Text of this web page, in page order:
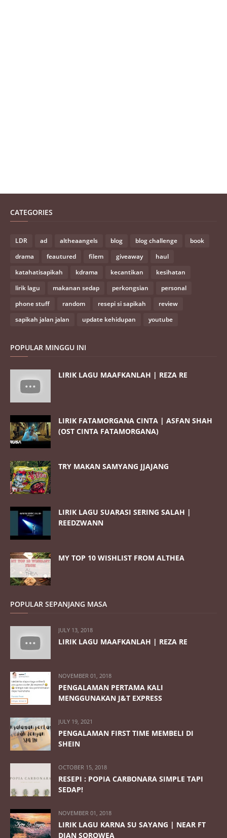
CATEGORIES
LDR ad altheaangels blog blog challenge
book
drama
feautured filem giveaway
haul
katahatisapikah
kdrama kecantikan
kesihatan
lirik lagu
makanan sedap perkongsian
personal
phone stuff
random resepi si sapikah
review
sapikah jalan jalan
update kehidupan youtube
POPULAR MINGGU INI
LIRIK LAGU MAAFKANLAH | REZA RE
LIRIK FATAMORGANA CINTA | ASFAN SHAH
(OST CINTA FATAMORGANA)
TRY MAKAN SAMYANG JJAJANG
LIRIK LAGU SUARASI SERING SALAH |
REEDZWANN
MY TOP 10 WISHLIST FROM ALTHEA
POPULAR SEPANJANG MASA
JULY 13, 2018
LIRIK LAGU MAAFKANLAH | REZA RE
NOVEMBER 01, 2018
PENGALAMAN PERTAMA KALI
MENGGUNAKAN J&T EXPRESS
JULY 19, 2021
PENGALAMAN FIRST TIME MEMBELI DI
SHEIN
OCTOBER 15, 2018
RESEPI : POPIA CARBONARA SIMPLE TAPI
SEDAP!
NOVEMBER 01, 2018
LIRIK LAGU KARNA SU SAYANG | NEAR FT
DIAN SOROWEA